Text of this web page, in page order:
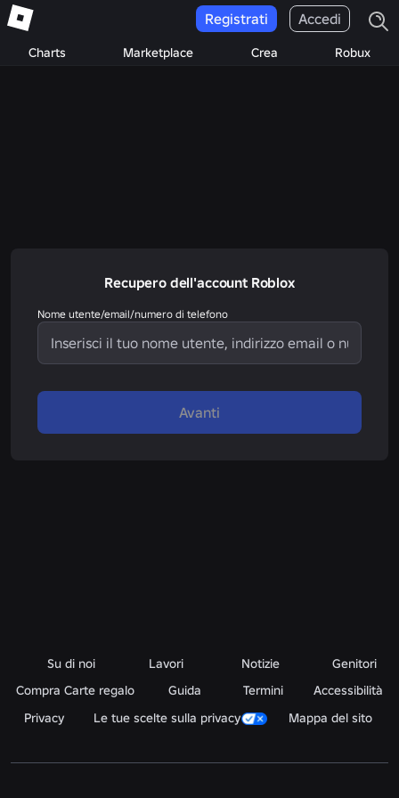
Charts Marketplace Crea Robux
Registrati Accedi
Recupero dell'account Roblox
Nome utente/email/numero di telefono
Avanti
Su di noi Lavori Notizie
Genitori
Compra Carte regalo
Guida Termini
Accessibilità
Privacy
Le tue scelte sulla privacy Mappa del sito